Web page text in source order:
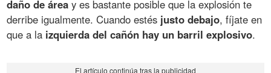
daño de área y es bastante posible que la explosión te
derribe igualmente. Cuando estés justo debajo, fíjate en
que a la izquierda del cañón hay un barril explosivo.